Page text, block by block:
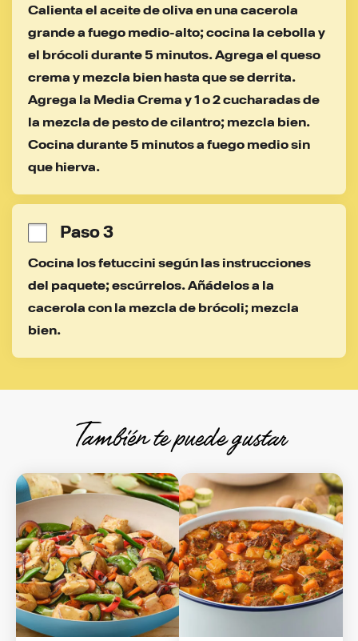
Calienta el aceite de oliva en una cacerola
grande a fuego medio-alto; cocina la cebolla y
el brócoli durante 5 minutos. Agrega el queso
crema y mezcla bien hasta que se derrita.
Agrega la Media Crema y 1 o 2 cucharadas de
la mezcla de pesto de cilantro; mezcla bien.
Cocina durante 5 minutos a fuego medio sin
que hierva.
Paso 3
Cocina los fetuccini según las instrucciones
del paquete; escúrrelos. Añádelos a la
cacerola con la mezcla de brócoli; mezcla
bien.
También te puede gustar